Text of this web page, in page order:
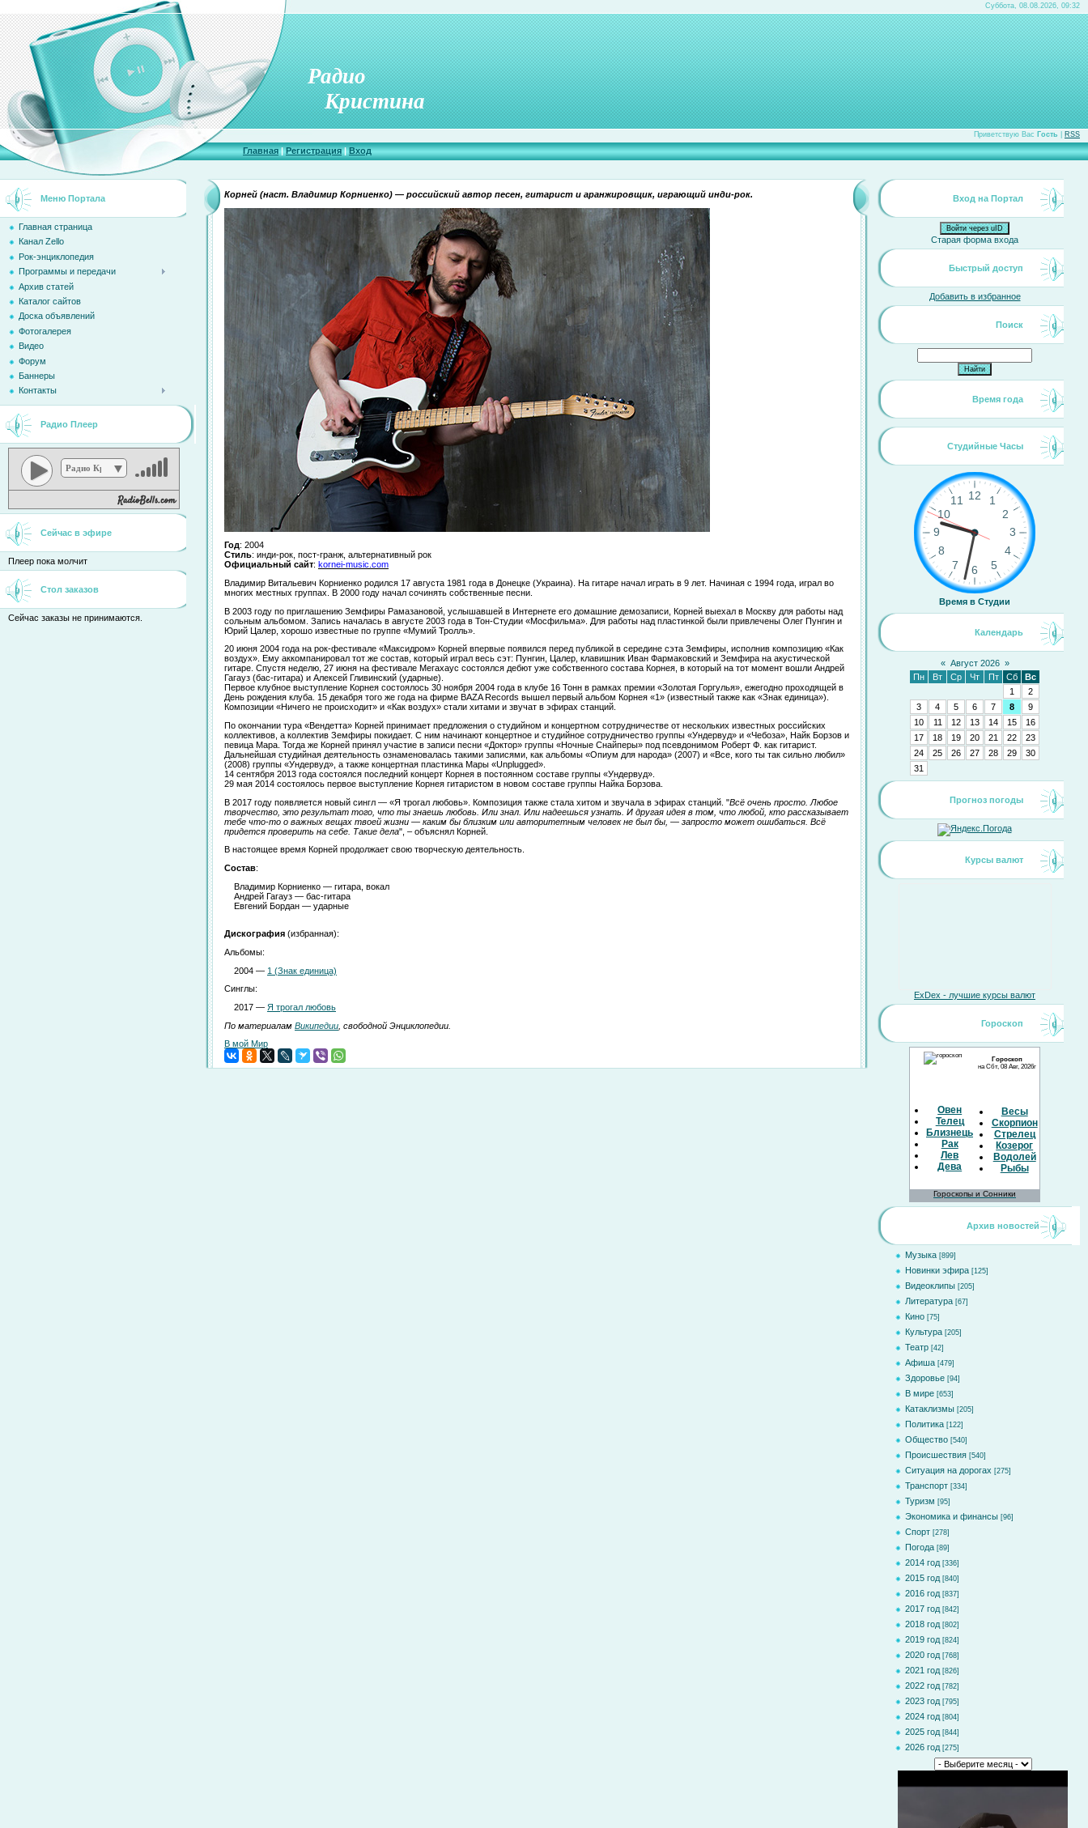
Суббота, 08.08.2026, 09:32
Радио
Кристина
Приветствую Вас Гость RSS
Главная|Регистрация|Вход
Меню Портала
Главная страница
Канал Zello
Рок-энциклопедия
Программы и передачи
Архив статей
Каталог сайтов
Доска объявлений
Фотогалерея
Видео
Форум
Баннеры
Контакты
Радио Плеер
Радио Кристина
Сейчас в эфире
Плеер пока молчит
Стол заказов
Сейчас заказы не принимаются.
Корней (наст. Владимир Корниенко) — российский автор песен, гитарист и аранжировщик, играющий инди-рок.
Год: 2004
Стиль: инди-рок, пост-гранж, альтернативный рок
Официальный сайт: kornei-music.com
Владимир Витальевич Корниенко родился 17 августа 1981 года в Донецке (Украина). На гитаре начал играть в 9 лет. Начиная с 1994 года, играл во
многих местных группах. В 2000 году начал сочинять собственные песни.
В 2003 году по приглашению Земфиры Рамазановой, услышавшей в Интернете его домашние демозаписи, Корней выехал в Москву для работы над
сольным альбомом. Запись началась в августе 2003 года в Тон-Студии «Мосфильма». Для работы над пластинкой были привлечены Олег Пунгин и
Юрий Цалер, хорошо известные по группе «Мумий Тролль».
20 июня 2004 года на рок-фестивале «Максидром» Корней впервые появился перед публикой в середине сэта Земфиры, исполнив композицию «Как
воздух». Ему аккомпанировал тот же состав, который играл весь сэт: Пунгин, Цалер, клавишник Иван Фармаковский и Земфира на акустической
гитаре. Спустя неделю, 27 июня на фестивале Мегахаус состоялся дебют уже собственного состава Корнея, в который на тот момент вошли Андрей
Гагауз (бас-гитара) и Алексей Гливинский (ударные).
Первое клубное выступление Корнея состоялось 30 ноября 2004 года в клубе 16 Тонн в рамках премии «Золотая Горгулья», ежегодно проходящей в
День рождения клуба. 15 декабря того же года на фирме BAZA Records вышел первый альбом Корнея «1» (известный также как «Знак единица»).
Композиции «Ничего не происходит» и «Как воздух» стали хитами и звучат в эфирах станций.
По окончании тура «Вендетта» Корней принимает предложения о студийном и концертном сотрудничестве от нескольких известных российских
коллективов, а коллектив Земфиры покидает. С ним начинают концертное и студийное сотрудничество группы «Ундервуд» и «Чебоза», Найк Борзов и
певица Мара. Тогда же Корней принял участие в записи песни «Доктор» группы «Ночные Снайперы» под псевдонимом Роберт Ф. как гитарист.
Дальнейшая студийная деятельность ознаменовалась такими записями, как альбомы «Опиум для народа» (2007) и «Все, кого ты так сильно любил»
(2008) группы «Ундервуд», а также концертная пластинка Мары «Unplugged».
14 сентября 2013 года состоялся последний концерт Корнея в постоянном составе группы «Ундервуд».
29 мая 2014 состоялось первое выступление Корнея гитаристом в новом составе группы Найка Борзова.
В 2017 году появляется новый сингл — «Я трогал любовь». Композиция также стала хитом и звучала в эфирах станций. "Всё очень просто. Любое
творчество, это результат того, что ты знаешь любовь. Или знал. Или надеешься узнать. И другая идея в том, что любой, кто рассказывает
тебе что-то о важных вещах твоей жизни — каким бы близким или авторитетным человек не был бы, — запросто может ошибаться. Всё
придется проверить на себе. Такие дела", – объяснял Корней.
В настоящее время Корней продолжает свою творческую деятельность.
Состав:
Владимир Корниенко — гитара, вокал
Андрей Гагауз — бас-гитара
Евгений Бордан — ударные
Дискография (избранная):
Альбомы:
2004 — 1 (Знак единица)
Синглы:
2017 — Я трогал любовь
По материалам Википедии , свободной Энциклопедии.
В мой Мир
Вход на Портал
Войти через uID
Старая форма входа
Быстрый доступ
Добавить в избранное
Поиск
Время года
Студийные Часы
Время в Студии
Календарь
« Август 2026 »
Пн
Вт Ср Чт Пт Сб
Вс
1
2
3
4 5 6 7 8
9
10
11 12 13 14 15
16
17
18 19 20 21 22
23
24
25 26 27 28 29
30
31
Прогноз погоды
Курсы валют
ExDex - лучшие курсы валют
Гороскоп
Гороскоп
на Сбт, 08 Авг, 2026г
Овен
Телец
Близнецы
Рак
Лев
Дева
Весы
Скорпион
Стрелец
Козерог
Водолей
Рыбы
Гороскопы и Сонники
Архив новостей
Музыка [899]
Новинки эфира [125]
Видеоклипы [205]
Литература [67]
Кино [75]
Культура [205]
Театр [42]
Афиша [479]
Здоровье [94]
В мире [653]
Катаклизмы [205]
Политика [122]
Общество [540]
Происшествия [540]
Ситуация на дорогах [275]
Транспорт [334]
Туризм [95]
Экономика и финансы [96]
Спорт [278]
Погода [89]
2014 год [336]
2015 год [840]
2016 год [837]
2017 год [842]
2018 год [802]
2019 год [824]
2020 год [768]
2021 год [826]
2022 год [782]
2023 год [795]
2024 год [804]
2025 год [844]
2026 год [275]